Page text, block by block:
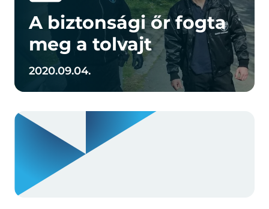
A biztonsági őr fogta
meg a tolvajt
2020.09.04.